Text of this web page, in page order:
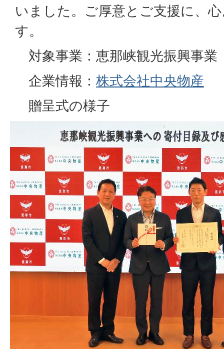
いました。ご厚意とご支援に、
す。
対象事業：恵那峡観光振興事業
企業情報： 株式会社中央物産
贈呈式の様子